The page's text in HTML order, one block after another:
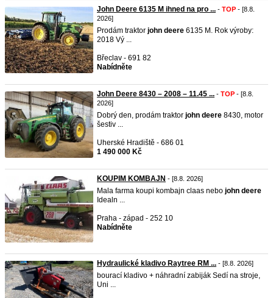
John Deere 6135 M ihned na pro ... - TOP - [8.8.
2026]
Prodám traktor john deere 6135 M. Rok výroby:
2018 Vý ...
Břeclav - 691 82
Nabídněte
John Deere 8430 – 2008 – 11.45 ... - TOP - [8.8.
2026]
Dobrý den, prodám traktor john deere 8430, motor
šestiv ...
Uherské Hradiště - 686 01
1 490 000 Kč
KOUPIM KOMBAJN - [8.8. 2026]
Mala farma koupi kombajn claas nebo john deere
Idealn ...
Praha - západ - 252 10
Nabídněte
Hydraulické kladivo Raytree RM ... - [8.8. 2026]
bourací kladivo + náhradní zabiják Sedí na stroje,
Uni ...